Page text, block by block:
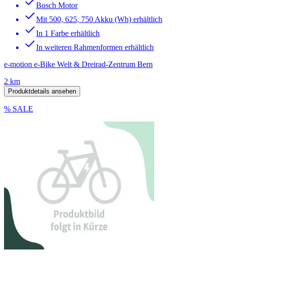
Bosch Motor
Mit 500, 625, 750 Akku (Wh) erhältlich
In 1 Farbe erhältlich
In weiteren Rahmenformen erhältlich
e-motion e-Bike Welt & Dreirad-Zentrum Bern
2 km
Produktdetails ansehen
% SALE